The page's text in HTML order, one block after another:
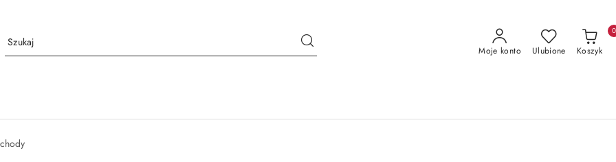
Moje konto Ulubione Koszyk
0